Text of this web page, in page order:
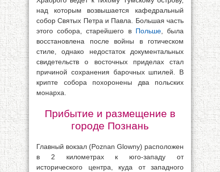
над которым возвышается кафедральный
собор Святых Петра и Павла. Большая часть
этого собора, старейшего в Польше, была
восстановлена после войны в готическом
стиле, однако недостаток документальных
свидетельств о восточных приделах стал
причиной сохранения барочных шпилей. В
крипте собора похоронены два польских
монарха.
Прибытие и размещение в
городе Познань
Главный вокзал (Poznan Glowny) расположен
в 2 километрах к юго-западу от
исторического центра, куда от западного